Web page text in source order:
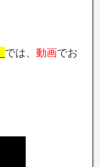
では、 動画でお